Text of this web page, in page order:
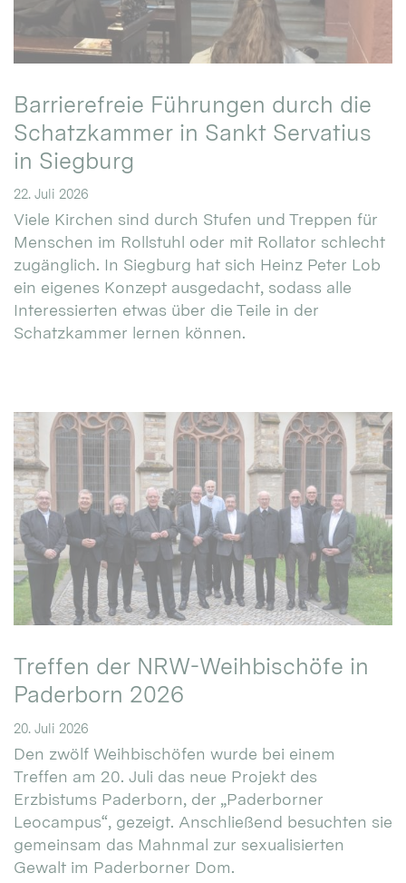
Barrierefreie Führungen durch die
Schatzkammer in Sankt Servatius
in Siegburg
22. Juli 2026
Viele Kirchen sind durch Stufen und Treppen für
Menschen im Rollstuhl oder mit Rollator schlecht
zugänglich. In Siegburg hat sich Heinz Peter Lob
ein eigenes Konzept ausgedacht, sodass alle
Interessierten etwas über die Teile in der
Schatzkammer lernen können.
Treffen der NRW-Weihbischöfe in
Paderborn 2026
20. Juli 2026
Den zwölf Weihbischöfen wurde bei einem
Treffen am 20. Juli das neue Projekt des
Erzbistums Paderborn, der „Paderborner
Leocampus“, gezeigt. Anschließend besuchten sie
gemeinsam das Mahnmal zur sexualisierten
Gewalt im Paderborner Dom.